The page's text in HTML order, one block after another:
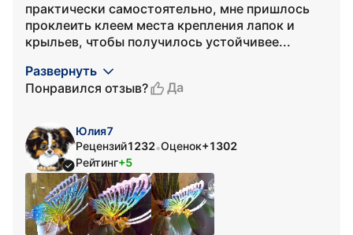
практически самостоятельно, мне пришлось
проклеить клеем места крепления лапок и
крыльев, чтобы получилось устойчивее...
Развернуть
Понравился отзыв?
Да
Юлия7
Рецензий1232•Оценок+1302
Рейтинг+5